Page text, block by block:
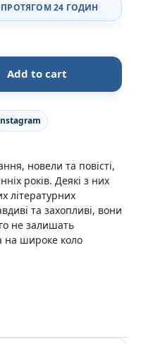
24 ГОДИН
новели -
Add to cart
новели та повісті,
років. Деякі з них
літературних
та захопливі, вони
не залишать
на широке коло